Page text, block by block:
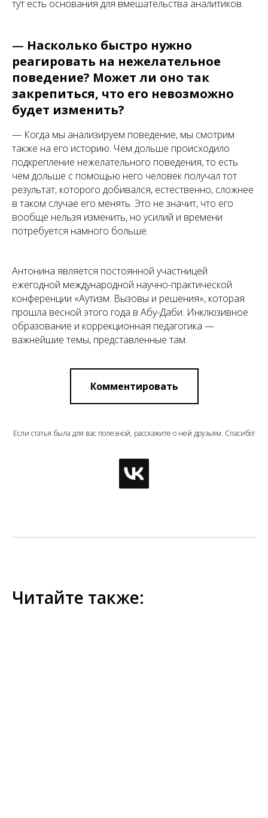
тут есть основания для вмешательства аналитиков.
— Насколько быстро нужно
реагировать на нежелательное
поведение? Может ли оно так
закрепиться, что его невозможно
будет изменить?
— Когда мы анализируем поведение, мы смотрим
также на его историю. Чем дольше происходило
подкрепление нежелательного поведения, то есть
чем дольше с помощью него человек получал тот
результат, которого добивался, естественно, сложнее
в таком случае его менять. Это не значит, что его
вообще нельзя изменить, но усилий и времени
потребуется намного больше.
Антонина является постоянной участницей
ежегодной международной научно-практической
конференции «Аутизм. Вызовы и решения», которая
прошла весной этого года в Абу-Даби. Инклюзивное
образование и коррекционная педагогика —
важнейшие темы, представленные там.
Комментировать
Если статья была для вас полезной, расскажите о ней друзьям. Спасибо!
Читайте также: